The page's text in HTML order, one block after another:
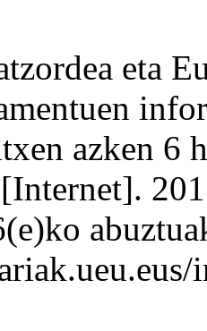
eta
azken 6